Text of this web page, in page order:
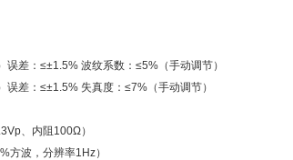
差：≤±1.5% 波纹系数：≤5%（手动调节）
差：≤±1.5% 失真度：≤7%（手动调节）
、内阻100Ω）
方波，分辨率1Hz）